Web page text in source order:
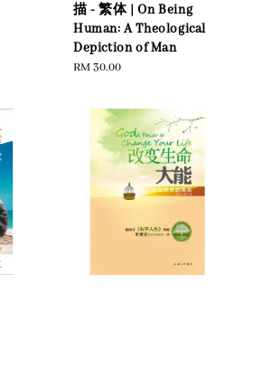
描 - 繁体 | On Being
Human: A Theological
Depiction of Man
Regular
RM 30.00